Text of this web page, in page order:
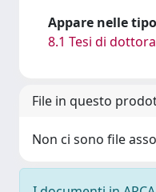
Appare nelle
8.1 Tesi di
File in questo
Non ci sono file